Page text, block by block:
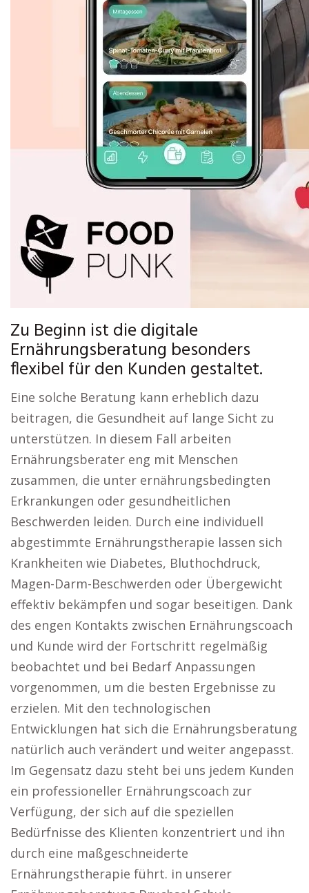
Zu Beginn ist die digitale
Ernährungsberatung besonders
flexibel für den Kunden gestaltet.
Eine solche Beratung kann erheblich dazu
beitragen, die Gesundheit auf lange Sicht zu
unterstützen. In diesem Fall arbeiten
Ernährungsberater eng mit Menschen
zusammen, die unter ernährungsbedingten
Erkrankungen oder gesundheitlichen
Beschwerden leiden. Durch eine individuell
abgestimmte Ernährungstherapie lassen sich
Krankheiten wie Diabetes, Bluthochdruck,
Magen-Darm-Beschwerden oder Übergewicht
effektiv bekämpfen und sogar beseitigen. Dank
des engen Kontakts zwischen Ernährungscoach
und Kunde wird der Fortschritt regelmäßig
beobachtet und bei Bedarf Anpassungen
vorgenommen, um die besten Ergebnisse zu
erzielen. Mit den technologischen
Entwicklungen hat sich die Ernährungsberatung
natürlich auch verändert und weiter angepasst.
Im Gegensatz dazu steht bei uns jedem Kunden
ein professioneller Ernährungscoach zur
Verfügung, der sich auf die speziellen
Bedürfnisse des Klienten konzentriert und ihn
durch eine maßgeschneiderte
Ernährungstherapie führt. in unserer